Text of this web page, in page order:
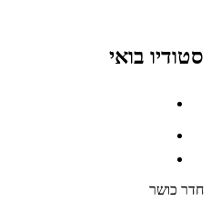
סטודיו בואי
חדר כושר